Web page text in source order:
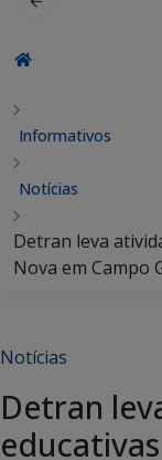
Informativos
Notícias
Detran leva
Nova em Campo
Notícias
Detran